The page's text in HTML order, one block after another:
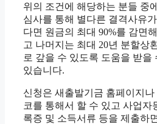
위의 조건에 해당하는 분들 중
심사를 통해 별다른 결격사유
다면 원금의 최대 90%를 감면
고 나머지는 최대 20년 분할상
로 갚을 수 있도록 도움을 받을
있습니다.
신청은 새출발기금 홈페이지나
코를 통해서 할 수 있고 사업자
록증 및 소득서류 등을 제출하면